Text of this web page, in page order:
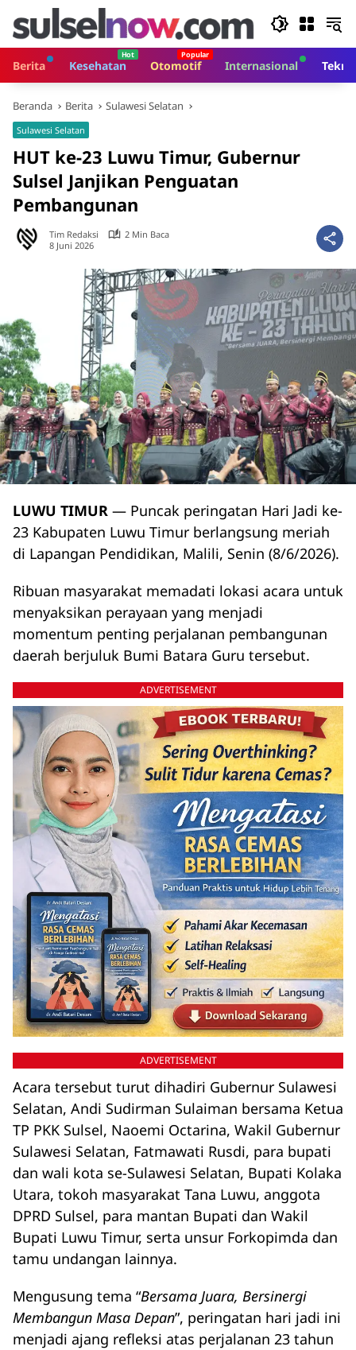
Langsung
konten
Berita
Kesehatan Otomotif Internasional
Beranda Berita Sulawesi Selatan
Sulawesi Selatan
HUT ke-23 Luwu Timur, Gubernur
Sulsel Janjikan Penguatan
Pembangunan
Tim Redaksi
2 Min Baca
8 Juni 2026
LUWU TIMUR — Puncak peringatan Hari Jadi ke-
23 Kabupaten Luwu Timur berlangsung meriah
di Lapangan Pendidikan, Malili, Senin (8/6/2026).
Ribuan masyarakat memadati lokasi acara untuk
menyaksikan perayaan yang menjadi
momentum penting perjalanan pembangunan
daerah berjuluk Bumi Batara Guru tersebut.
ADVERTISEMENT
ADVERTISEMENT
Acara tersebut turut dihadiri Gubernur Sulawesi
Selatan, Andi Sudirman Sulaiman bersama Ketua
TP PKK Sulsel, Naoemi Octarina, Wakil Gubernur
Sulawesi Selatan, Fatmawati Rusdi, para bupati
dan wali kota se-Sulawesi Selatan, Bupati Kolaka
Utara, tokoh masyarakat Tana Luwu, anggota
DPRD Sulsel, para mantan Bupati dan Wakil
Bupati Luwu Timur, serta unsur Forkopimda dan
tamu undangan lainnya.
Mengusung tema “Bersama Juara, Bersinergi
Membangun Masa Depan”, peringatan hari jadi ini
menjadi ajang refleksi atas perjalanan 23 tahun